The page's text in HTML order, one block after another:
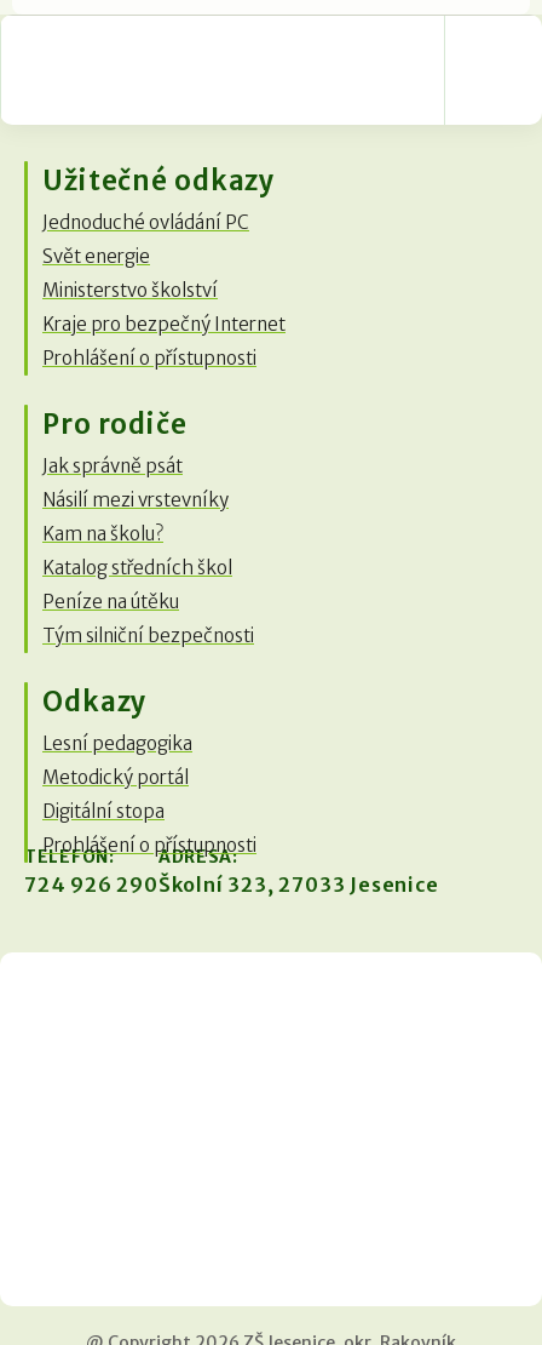
Užitečné odkazy
Jednoduché ovládání PC
Svět energie
Ministerstvo školství
Kraje pro bezpečný Internet
Prohlášení o přístupnosti
Pro rodiče
Jak správně psát
Násilí mezi vrstevníky
Kam na školu?
Katalog středních škol
Peníze na útěku
Tým silniční bezpečnosti
Odkazy
Lesní pedagogika
Metodický portál
Digitální stopa
Prohlášení o přístupnosti
TELEFON:
724 926 290
ADRESA:
Školní 323, 27033 Jesenice